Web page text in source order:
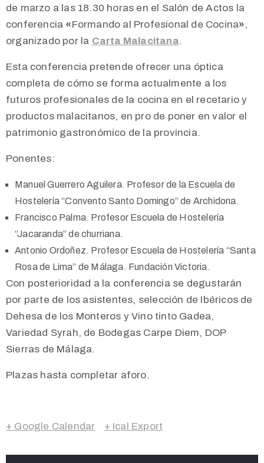
de marzo a las 18.30 horas en el Salón de Actos la
conferencia «Formando al Profesional de Cocina»,
organizado por la Carta Malacitana.
Esta conferencia pretende ofrecer una óptica
completa de cómo se forma actualmente a los
futuros profesionales de la cocina en el recetario y
productos malacitanos, en pro de poner en valor el
patrimonio gastronómico de la provincia.
Ponentes:
Manuel Guerrero Aguilera. Profesor de la Escuela de
Hostelería “Convento Santo Domingo” de Archidona.
Francisco Palma. Profesor Escuela de Hostelería
“Jacaranda” de churriana.
Antonio Ordoñez. Profesor Escuela de Hostelería “Santa
Rosa de Lima” de Málaga. Fundación Victoria.
Con posterioridad a la conferencia se degustarán
por parte de los asistentes, selección de Ibéricos de
Dehesa de los Monteros y Vino tinto Gadea,
Variedad Syrah, de Bodegas Carpe Diem, DOP
Sierras de Málaga.
Plazas hasta completar aforo.
+ Google Calendar + Ical Export